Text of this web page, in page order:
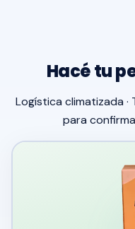
Hacé tu
Logística climatizada ·
para